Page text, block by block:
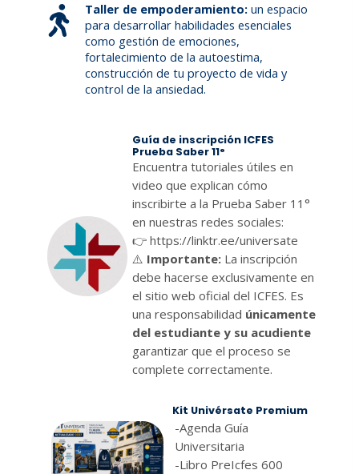
Taller de empoderamiento: un espacio
para desarrollar habilidades esenciales
como gestión de emociones,
fortalecimiento de la autoestima,
construcción de tu proyecto de vida y
control de la ansiedad.
Guía de inscripción ICFES
Prueba Saber 11°
Encuentra tutoriales útiles en
video que explican cómo
inscribirte a la Prueba Saber 11°
en nuestras redes sociales:
👉 https://linktr.ee/universate
⚠️ Importante: La inscripción
debe hacerse exclusivamente en
el sitio web oficial del ICFES. Es
una responsabilidad únicamente
del estudiante y su acudiente
garantizar que el proceso se
complete correctamente.
Kit Univérsate Premium
-Agenda Guía
Universitaria
-Libro PreIcfes 600